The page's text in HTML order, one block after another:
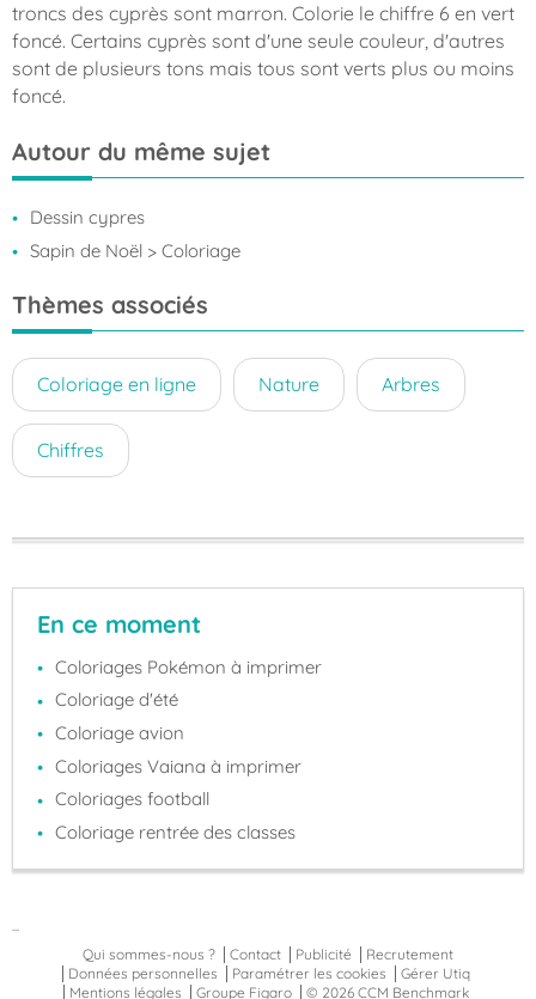
troncs des cyprès sont marron. Colorie le chiffre 6 en vert
foncé. Certains cyprès sont d'une seule couleur, d'autres
sont de plusieurs tons mais tous sont verts plus ou moins
foncé.
Autour du même sujet
Dessin cypres
Sapin de Noël > Coloriage
Thèmes associés
Coloriage en ligne Nature Arbres
Chiffres
En ce moment
Coloriages Pokémon à imprimer
Coloriage d'été
Coloriage avion
Coloriages Vaiana à imprimer
Coloriages football
Coloriage rentrée des classes
Qui sommes-nous ?
Contact Publicité
Recrutement
Données personnelles
Paramétrer les cookies
Gérer Utiq
Mentions légales
Groupe Figaro © 2026 CCM Benchmark